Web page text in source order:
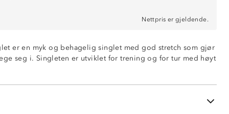
Nettpris er gjeldende.
er en myk og behagelig singlet med god stretch som gjør
seg i. Singleten er utviklet for trening og for tur med høyt